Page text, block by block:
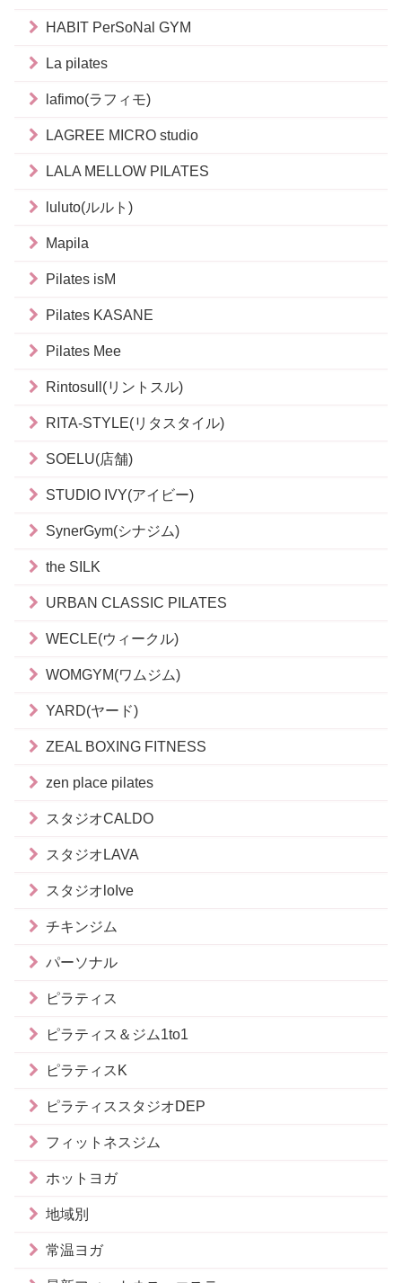
HABIT PerSoNal GYM
La pilates
lafimo(ラフィモ)
LAGREE MICRO studio
LALA MELLOW PILATES
luluto(ルルト)
Mapila
Pilates isM
Pilates KASANE
Pilates Mee
Rintosull(リントスル)
RITA-STYLE(リタスタイル)
SOELU(店舗)
STUDIO IVY(アイビー)
SynerGym(シナジム)
the SILK
URBAN CLASSIC PILATES
WECLE(ウィークル)
WOMGYM(ワムジム)
YARD(ヤード)
ZEAL BOXING FITNESS
zen place pilates
スタジオCALDO
スタジオLAVA
スタジオloIve
チキンジム
パーソナル
ピラティス
ピラティス＆ジム1to1
ピラティスK
ピラティススタジオDEP
フィットネスジム
ホットヨガ
地域別
常温ヨガ